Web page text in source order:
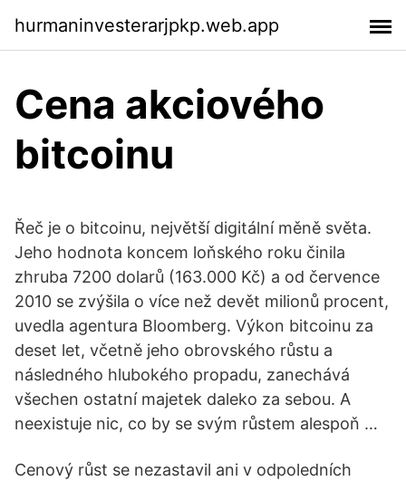
hurmaninvesterarjpkp.web.app
Cena akciového
bitcoinu
Řeč je o bitcoinu, největší digitální měně světa.
Jeho hodnota koncem loňského roku činila
zhruba 7200 dolarů (163.000 Kč) a od července
2010 se zvýšila o více než devět milionů procent,
uvedla agentura Bloomberg. Výkon bitcoinu za
deset let, včetně jeho obrovského růstu a
následného hlubokého propadu, zanechává
všechen ostatní majetek daleko za sebou. A
neexistuje nic, co by se svým růstem alespoň …
Cenový růst se nezastavil ani v odpoledních